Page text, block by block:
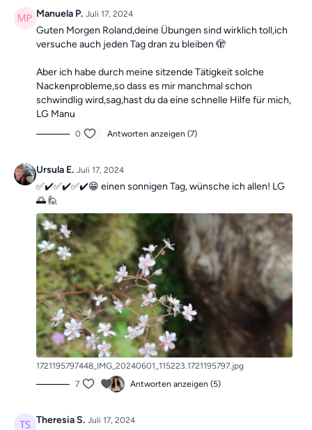
Die Übungen bilden insgesamt ein Ganzkörpertraining mit
verschiedenen Schwerpunkten und sind somit die ideale
Grundlage für einschmerzfreies, gesundes undbewegliches
Leben.
Mach dir keine Sorgen, falls du mal einen Tag verpasst, denn die
Übungseinheiten sind unabhängig voneinander. In der Kategorie
“Vergangene Trainings des Tages”
vergangen Einheiten.
Manuela P. Juli 17, 2024
Guten Morgen Roland,deine Übungen sind wirklich toll,ich
versuche auch jeden Tag dran zu bleiben 🫣
Aber ich habe durch meine sitzende Tätigkeit solche
Nackenprobleme,so dass es mir manchmal schon
schwindlig wird,sag,hast du da eine schnelle Hilfe für mich,
LG Manu
0 Antworten anzeigen (7)
Ursula E. Juli 17, 2024
✅✔️✅✔️✅✔️😁 einen sonnigen Tag, wünsche ich allen! LG
🌅 🙋
1721195797448_IMG_20240601_115223.1721195797.jpg
7
Antworten anzeigen (5)
Theresia S. Juli 17, 2024